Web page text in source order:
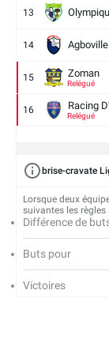
13
14 Agboville
15 Zoman
Relégué
16 Racing
Relégué
brise-cravate
Lorsque deux
suivantes les
Différence de
Buts pour
Victoires